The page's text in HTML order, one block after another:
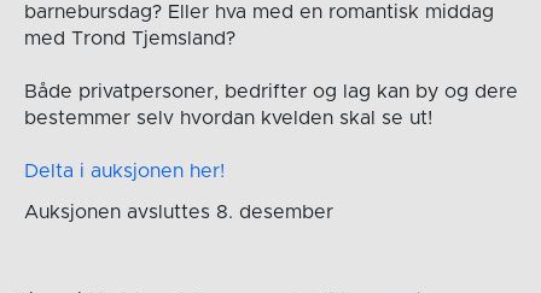
barnebursdag? Eller hva med en romantisk middag
med Trond Tjemsland?
Både privatpersoner, bedrifter og lag kan by og dere
bestemmer selv hvordan kvelden skal se ut!
Delta i auksjonen her!
Auksjonen avsluttes 8. desember